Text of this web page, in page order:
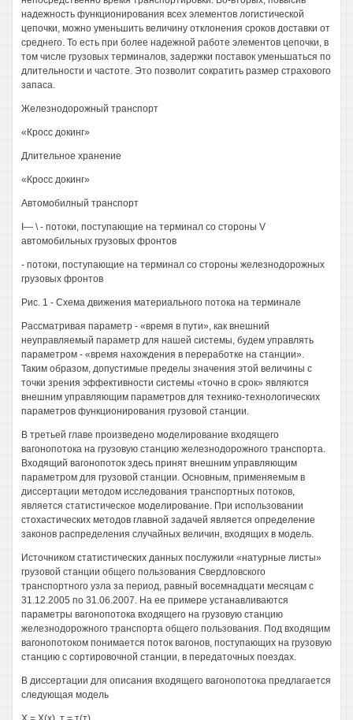
надежность функционирования всех элементов логистической
цепочки, можно уменьшить величину отклонения сроков доставки от
среднего. То есть при более надежной работе элементов цепочки, в
том числе грузовых терминалов, задержки поставок уменьшаться по
длительности и частоте. Это позволит сократить размер страхового
запаса.
Железнодорожный транспорт
«Кросс докинг»
Длительное хранение
«Кросс докинг»
Автомобилный транспорт
I— \ - потоки, поступающие на терминал со стороны V
автомобильных грузовых фронтов
- потоки, поступающие на терминал со стороны железнодорожных
грузовых фронтов
Рис. 1 - Схема движения материального потока на терминале
Рассматривая параметр - «время в пути», как внешний
неуправляемый параметр для нашей системы, будем управлять
параметром - «время нахождения в переработке на станции».
Таким образом, допустимые пределы значения этой величины с
точки зрения эффективности системы «точно в срок» являются
внешним управляющим параметров для технико-технологических
параметров функционирования грузовой станции.
В третьей главе произведено моделирование входящего
вагонопотока на грузовую станцию железнодорожного транспорта.
Входящий вагонопоток здесь принят внешним управляющим
параметром для грузовой станции. Основным, применяемым в
диссертации методом исследования транспортных потоков,
является статистическое моделирование. При использовании
стохастических методов главной задачей является определение
законов распределения случайных величин, входящих в модель.
Источником статистических данных послужили «натурные листы»
грузовой станции общего пользования Свердловского
транспортного узла за период, равный восемнадцати месяцам с
31.12.2005 по 31.06.2007. На ее примере устанавливаются
параметры вагонопотока входящего на грузовую станцию
железнодорожного транспорта общего пользования. Под входящим
вагонопотоком понимается поток вагонов, поступающих на грузовую
станцию с сортировочной станции, в передаточных поездах.
В диссертации для описания входящего вагонопотока предлагается
следующая модель